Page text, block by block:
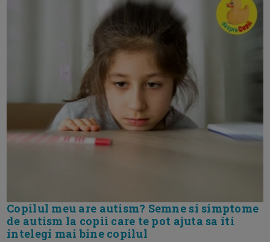
Copilul meu are autism? Semne si simptome
de autism la copii care te pot ajuta sa iti
intelegi mai bine copilul